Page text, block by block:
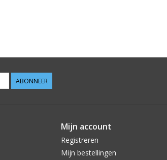
ABONNEER
Mijn account
Registreren
Mijn bestellingen